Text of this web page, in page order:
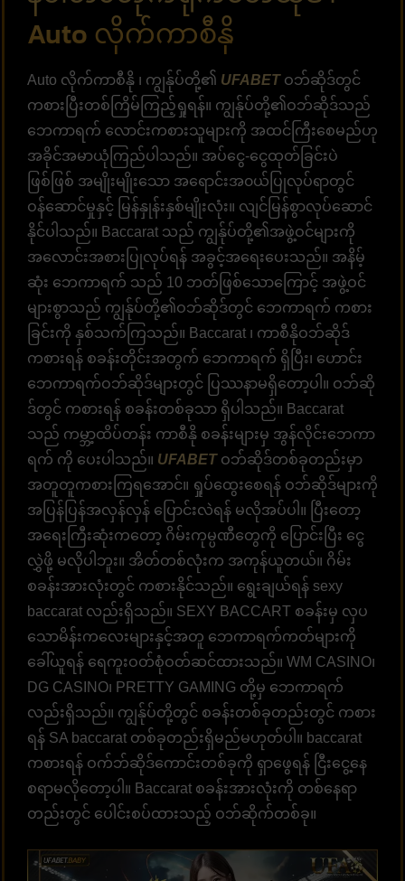
Auto လိုက်ကာစီနို
Auto လိုက်ကာစီနို ၊ ကျွန်ုပ်တို့၏ UFABETဝဘ်ဆိုဒ်တွင်
ကစားပြီးတစ်ကြိမ်ကြည့်ရှုရန်။ ကျွန်ုပ်တို့၏ဝဘ်ဆိုဒ်သည်
ဘေကာရက် လောင်းကစားသူများကို အထင်ကြီးစေမည်ဟု
အခိုင်အမာယုံကြည်ပါသည်။ အပ်ငွေ-ငွေထုတ်ခြင်းပဲ
ဖြစ်ဖြစ် အမျိုးမျိုးသော အရောင်းအ၀ယ်ပြုလုပ်ရာတွင်
ဝန်ဆောင်မှုနှင့် မြန်နှုန်းနှစ်မျိုးလုံး။ လျင်မြန်စွာလုပ်ဆောင်
နိုင်ပါသည်။ Baccarat သည် ကျွန်ုပ်တို့၏အဖွဲ့ဝင်များကို
အလောင်းအစားပြုလုပ်ရန် အခွင့်အရေးပေးသည်။ အနိမ့်
ဆုံး ဘေကာရက် သည် 10 ဘတ်ဖြစ်သောကြောင့် အဖွဲ့ဝင်
များစွာသည် ကျွန်ုပ်တို့၏ဝဘ်ဆိုဒ်တွင် ဘေကာရက် ကစား
ခြင်းကို နှစ်သက်ကြသည်။ Baccarat ၊ ကာစီနိုဝဘ်ဆိုဒ်
ကစားရန် စခန်းတိုင်းအတွက် ဘေကာရက် ရှိပြီး၊ ဟောင်း
ဘေကာရက်ဝဘ်ဆိုဒ်များတွင် ပြဿနာမရှိတော့ပါ။ ဝဘ်ဆို
ဒ်တွင် ကစားရန် စခန်းတစ်ခုသာ ရှိပါသည်။ Baccarat
သည် ကမ္ဘာ့ထိပ်တန်း ကာစီနို စခန်းများမှ အွန်လိုင်းဘေကာ
ရက် ကို ပေးပါသည်။ UFABETဝဘ်ဆိုဒ်တစ်ခုတည်းမှာ
အတူတူကစားကြရအောင်။ ရှုပ်ထွေးစေရန် ဝဘ်ဆိုဒ်များကို
အပြန်ပြန်အလှန်လှန် ပြောင်းလဲရန် မလိုအပ်ပါ။ ပြီးတော့
အရေးကြီးဆုံးကတော့ ဂိမ်းကုမ္ပဏီတွေကို ပြောင်းပြီး ငွေ
လွှဲဖို့ မလိုပါဘူး။ အိတ်တစ်လုံးက အကုန်ယူတယ်။ ဂိမ်း
စခန်းအားလုံးတွင် ကစားနိုင်သည်။ ရွေးချယ်ရန် sexy
baccarat လည်းရှိသည်။ SEXY BACCART စခန်းမှ လှပ
သောမိန်းကလေးများနှင့်အတူ ဘေကာရက်ကတ်များကို
ခေါ်ယူရန် ရေကူးဝတ်စုံဝတ်ဆင်ထားသည်။ WM CASINO၊
DG CASINO၊ PRETTY GAMING တို့မှ ဘေကာရက်
လည်းရှိသည်။ ကျွန်ုပ်တို့တွင် စခန်းတစ်ခုတည်းတွင် ကစား
ရန် SA baccarat တစ်ခုတည်းရှိမည်မဟုတ်ပါ။ baccarat
ကစားရန် ဝက်ဘ်ဆိုဒ်ကောင်းတစ်ခုကို ရှာဖွေရန် ငြီးငွေ့နေ
စရာမလိုတော့ပါ။ Baccarat စခန်းအားလုံးကို တစ်နေရာ
တည်းတွင် ပေါင်းစပ်ထားသည့် ဝဘ်ဆိုက်တစ်ခု။